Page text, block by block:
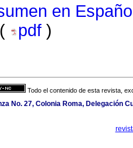
en
pdf )
Todo el contenido de esta revista,
No. 27, Colonia Roma, Delegación